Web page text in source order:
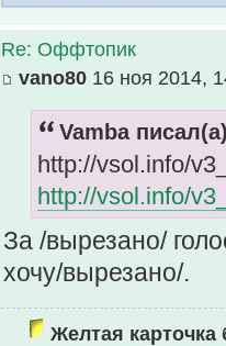
Re: Оффтопик
vano80 16 ноя 2014,
Vamba
http://vsol.info/
http://vsol.info/
За /вырезано/
хочу/вырезано/.
Желтая карточка